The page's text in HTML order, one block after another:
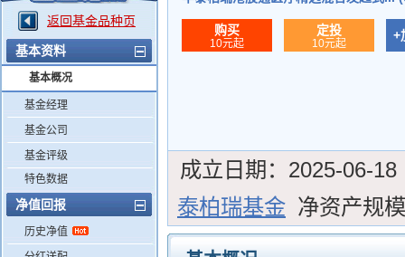
返回基金品种页
基本资料
基本概况
基金经理
基金公司
基金评级
特色数据
净值回报
历史净值
购买
10元起
定投
10元起
+
成立日期： 2025-06-18
泰柏瑞基金 净资产规